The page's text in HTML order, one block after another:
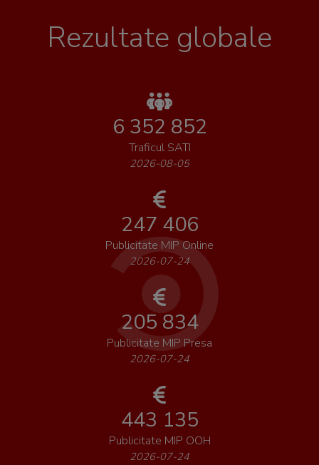
Rezultate globale
6 352 852
Traficul SATI
2026-08-05
247 406
Publicitate MIP Online
2026-07-24
205 834
Publicitate MIP Presa
2026-07-24
443 135
Publicitate MIP OOH
2026-07-24